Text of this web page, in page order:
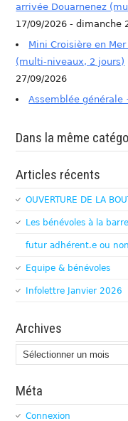
arrivée Douarnenez
17/09/2026 - dimanche
Mini Croisière en
(multi-niveaux, 2 jours)
27/09/2026
Assemblée générale
Dans la même
Articles récents
OUVERTURE DE LA
Les bénévoles à la
futur adhérent.e ou
Equipe & bénévoles
Infolettre Janvier 2026
Archives
Archives
Méta
Connexion